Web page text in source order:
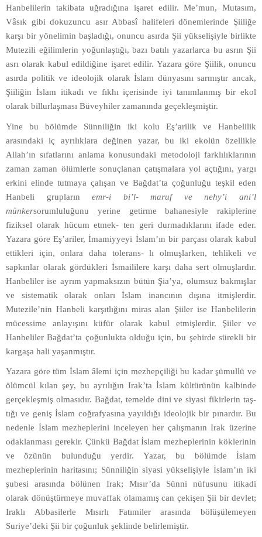
Hanbelilerin takibata uğradığına işaret edilir. Me’mun, Mutasım,
Vâsık gibi dokuzuncu asır Abbasî halifeleri dönemlerinde Şiiliğe
karşı bir yönelimin başladığı, onuncu asırda Şii yükselişiyle birlikte
Mutezili eğilimlerin yoğunlaştığı, bazı batılı yazarlarca bu asrın Şii
asrı olarak kabul edildiğine işaret edilir. Yazara göre Şiilik, onuncu
asırda politik ve ideolojik olarak İslam dünyasını sarmıştır ancak,
Şiiliğin İslam itikadı ve fıkhı içerisinde iyi tanımlanmış bir ekol
olarak billurlaşması Büveyhiler zamanında geçekleşmiştir.
Yine bu bölümde Sünniliğin iki kolu Eş’arilik ve Hanbelilik
arasındaki iç ayrılıklara değinen yazar, bu iki ekolün özellikle
Allah’ın sıfatlarını anlama konusundaki metodoloji farklılıklarının
zaman zaman ölümlerle sonuçlanan çatışmalara yol açtığını, yargı
erkini elinde tutmaya çalışan ve Bağdat’ta çoğunluğu teşkil eden
Hanbeli gruplarınemr-i bi’l- maruf ve nehy’i ani’l
münkersorumluluğunu yerine getirme bahanesiyle rakiplerine
fiziksel olarak hücum etmek- ten geri durmadıklarını ifade eder.
Yazara göre Eş’ariler, İmamiyyeyi İslam’ın bir parçası olarak kabul
ettikleri için, onlara daha tolerans- lı olmuşlarken, tehlikeli ve
sapkınlar olarak gördükleri İsmaililere karşı daha sert olmuşlardır.
Hanbeliler ise ayrım yapmaksızın bütün Şia’ya, olumsuz bakmışlar
ve sistematik olarak onları İslam inancının dışına itmişlerdir.
Mutezile’nin Hanbeli karşıtlığını miras alan Şiiler ise Hanbelilerin
mücessime anlayışını küfür olarak kabul etmişlerdir. Şiiler ve
Hanbeliler Bağdat’ta çoğunlukta olduğu için, bu şehirde sürekli bir
kargaşa hali yaşanmıştır.
Yazara göre tüm İslam âlemi için mezhepçiliği bu kadar şümullü ve
ölümcül kılan şey, bu ayrılığın Irak’ta İslam kültürünün kalbinde
gerçekleşmiş olmasıdır. Bağdat, temelde dini ve siyasi fikirlerin taş-
tığı ve geniş İslam coğrafyasına yayıldığı ideolojik bir pınardır. Bu
nedenle İslam mezheplerini inceleyen her çalışmanın Irak üzerine
odaklanması gerekir. Çünkü Bağdat İslam mezheplerinin köklerinin
ve özünün bulunduğu yerdir. Yazar, bu bölümde İslam
mezheplerinin haritasını; Sünniliğin siyasi yükselişiyle İslam’ın iki
şubesi arasında bölünen Irak; Mısır’da Sünni nüfusunu itikadi
olarak dönüştürmeye muvaffak olamamış can çekişen Şii bir devlet;
Iraklı Abbasilerle Mısırlı Fatımiler arasında bölüşülemeyen
Suriye’deki Şii bir çoğunluk şeklinde belirlemiştir.